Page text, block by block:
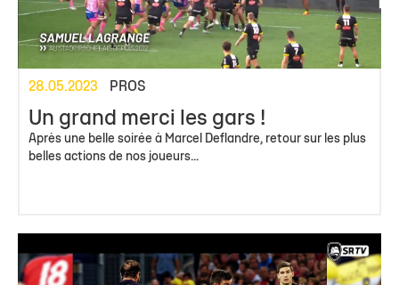
28.05.2023 PROS
Un grand merci les gars !
Après une belle soirée à Marcel Deflandre, retour sur les plus
belles actions de nos joueurs...